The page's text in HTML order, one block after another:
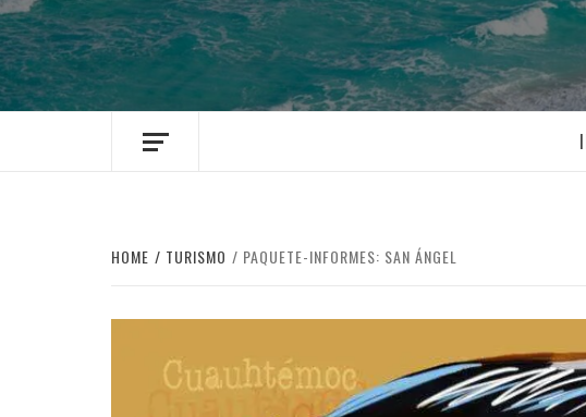
HOME TURISMO PAQUETE-INFORMES: SAN ÁNGEL